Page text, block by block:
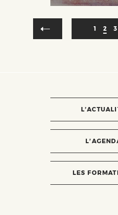
Pagination Page
1 Page
2 3
LES